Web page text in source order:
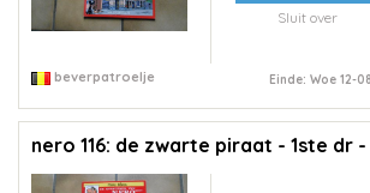
Sluit over
beverpatroelje Einde: Woe 12-
nero 116: de zwarte piraat - 1ste dr -